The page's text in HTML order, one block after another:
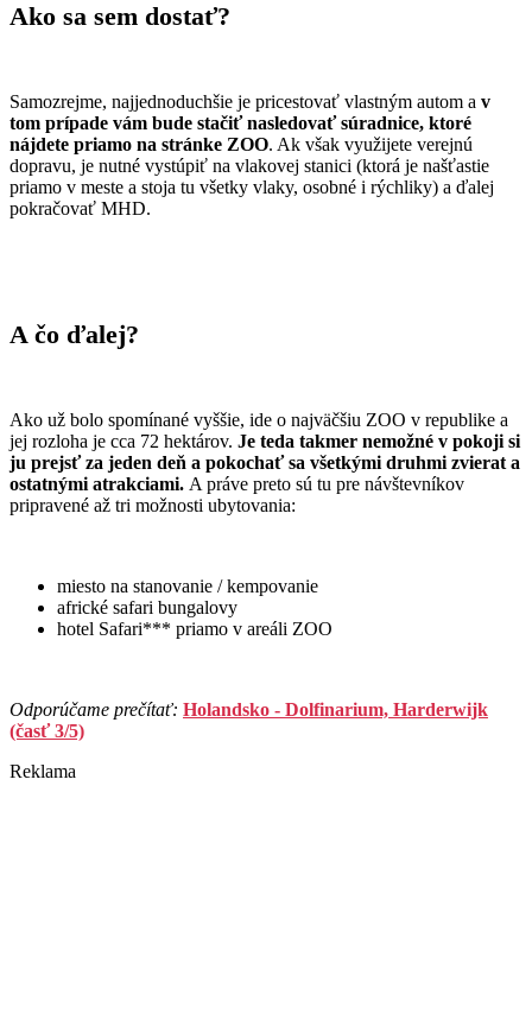
Ako sa sem dostať?
Samozrejme, najjednoduchšie je pricestovať vlastným autom a v
tom prípade vám bude stačiť nasledovať súradnice, ktoré
nájdete priamo na stránke ZOO. Ak však využijete verejnú
dopravu, je nutné vystúpiť na vlakovej stanici (ktorá je našťastie
priamo v meste a stoja tu všetky vlaky, osobné i rýchliky) a ďalej
pokračovať MHD.
A čo ďalej?
Ako už bolo spomínané vyššie, ide o najväčšiu ZOO v republike a
jej rozloha je cca 72 hektárov. Je teda takmer nemožné v pokoji si
ju prejsť za jeden deň a pokochať sa všetkými druhmi zvierat a
ostatnými atrakciami. A práve preto sú tu pre návštevníkov
pripravené až tri možnosti ubytovania:
miesto na stanovanie / kempovanie
africké safari bungalovy
hotel Safari*** priamo v areáli ZOO
Odporúčame prečítať: Holandsko - Dolfinarium, Harderwijk
(časť 3/5)
Reklama